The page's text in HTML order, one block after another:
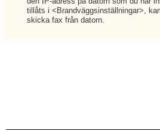
tillåts i <Brandväggsinställningar>,
skicka fax från datorn.